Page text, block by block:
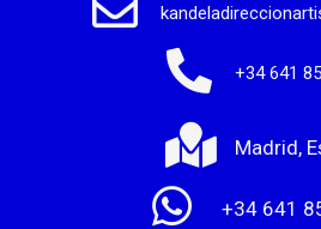
+34 641
Madrid,
+34 641